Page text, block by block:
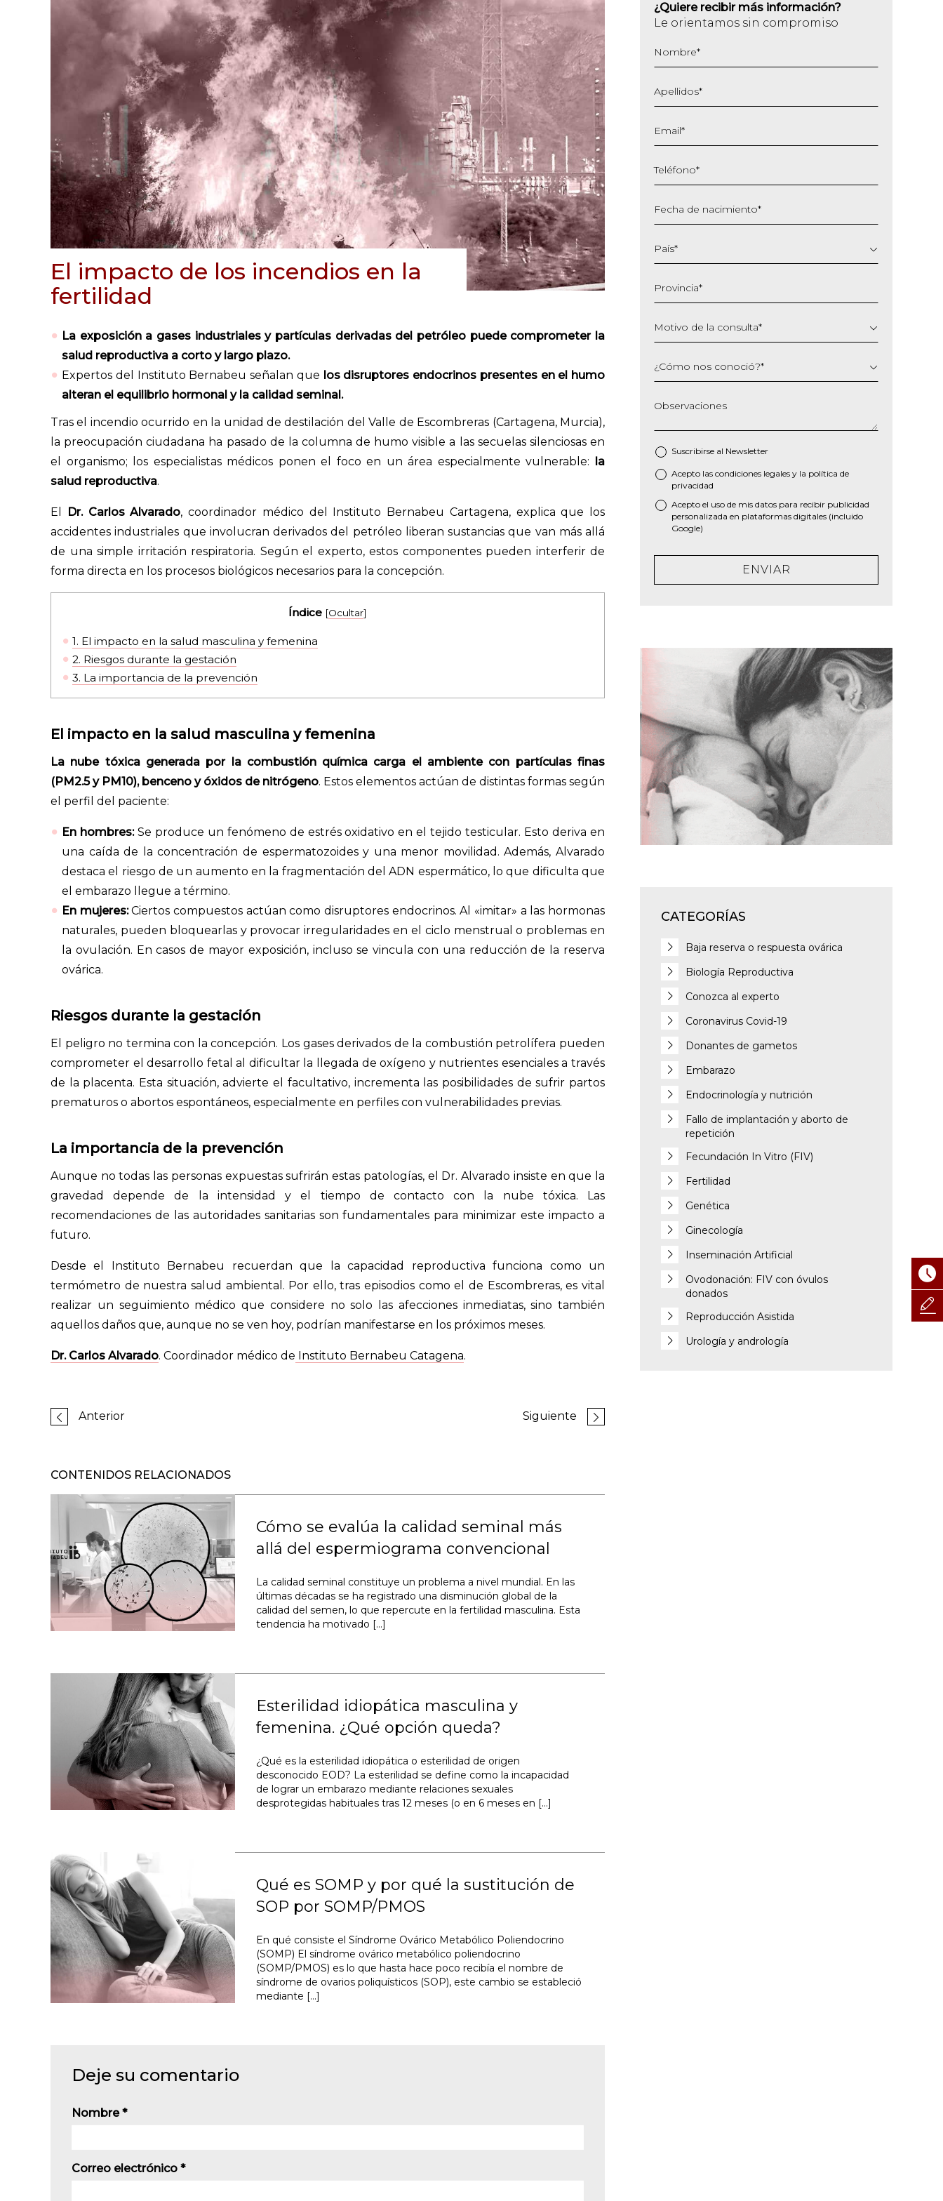
El impacto de los incendios en la
fertilidad
La exposición a gases industriales y partículas derivadas del petróleo puede comprometer la
salud reproductiva a corto y largo plazo.
Expertos del Instituto Bernabeu señalan que los disruptores endocrinos presentes en el humo
alteran el equilibrio hormonal y la calidad seminal.
Tras el incendio ocurrido en la unidad de destilación del Valle de Escombreras (Cartagena, Murcia),
la preocupación ciudadana ha pasado de la columna de humo visible a las secuelas silenciosas en
el organismo; los especialistas médicos ponen el foco en un área especialmente vulnerable: la
salud reproductiva.
El Dr. Carlos Alvarado, coordinador médico del Instituto Bernabeu Cartagena, explica que los
accidentes industriales que involucran derivados del petróleo liberan sustancias que van más allá
de una simple irritación respiratoria. Según el experto, estos componentes pueden interferir de
forma directa en los procesos biológicos necesarios para la concepción.
Índice [Ocultar]
1. El impacto en la salud masculina y femenina
2. Riesgos durante la gestación
3. La importancia de la prevención
El impacto en la salud masculina y femenina
La nube tóxica generada por la combustión química carga el ambiente con partículas finas
(PM2.5 y PM10), benceno y óxidos de nitrógeno. Estos elementos actúan de distintas formas según
el perfil del paciente:
En hombres:Se produce un fenómeno de estrés oxidativo en el tejido testicular. Esto deriva en
una caída de la concentración de espermatozoides y una menor movilidad. Además, Alvarado
destaca el riesgo de un aumento en la fragmentación del ADN espermático, lo que dificulta que
el embarazo llegue a término.
En mujeres:Ciertos compuestos actúan como disruptores endocrinos. Al «imitar» a las hormonas
naturales, pueden bloquearlas y provocar irregularidades en el ciclo menstrual o problemas en
la ovulación. En casos de mayor exposición, incluso se vincula con una reducción de la reserva
ovárica.
Riesgos durante la gestación
El peligro no termina con la concepción. Los gases derivados de la combustión petrolífera pueden
comprometer el desarrollo fetal al dificultar la llegada de oxígeno y nutrientes esenciales a través
de la placenta. Esta situación, advierte el facultativo, incrementa las posibilidades de sufrir partos
prematuros o abortos espontáneos, especialmente en perfiles con vulnerabilidades previas.
La importancia de la prevención
Aunque no todas las personas expuestas sufrirán estas patologías, el Dr. Alvarado insiste en que la
gravedad depende de la intensidad y el tiempo de contacto con la nube tóxica. Las
recomendaciones de las autoridades sanitarias son fundamentales para minimizar este impacto a
futuro.
Desde el Instituto Bernabeu recuerdan que la capacidad reproductiva funciona como un
termómetro de nuestra salud ambiental. Por ello, tras episodios como el de Escombreras, es vital
realizar un seguimiento médico que considere no solo las afecciones inmediatas, sino también
aquellos daños que, aunque no se ven hoy, podrían manifestarse en los próximos meses.
Dr. Carlos Alvarado. Coordinador médico de Instituto Bernabeu Catagena.
Anterior Siguiente
CONTENIDOS RELACIONADOS
Cómo se evalúa la calidad seminal más
allá del espermiograma convencional
La calidad seminal constituye un problema a nivel mundial. En las
últimas décadas se ha registrado una disminución global de la
calidad del semen, lo que repercute en la fertilidad masculina. Esta
tendencia ha motivado […]
Esterilidad idiopática masculina y
femenina. ¿Qué opción queda?
¿Qué es la esterilidad idiopática o esterilidad de origen
desconocido EOD? La esterilidad se define como la incapacidad
de lograr un embarazo mediante relaciones sexuales
desprotegidas habituales tras 12 meses (o en 6 meses en […]
Qué es SOMP y por qué la sustitución de
SOP por SOMP/PMOS
En qué consiste el Síndrome Ovárico Metabólico Poliendocrino
(SOMP) El síndrome ovárico metabólico poliendocrino
(SOMP/PMOS) es lo que hasta hace poco recibía el nombre de
síndrome de ovarios poliquísticos (SOP), este cambio se estableció
mediante […]
Deje su comentario
Nombre*
Correo electrónico *
¿Quiere recibir más información?
Le orientamos sin compromiso
Nombre*
Apellidos*
Email*
Teléfono*
Fecha de nacimiento*
barra
MM
AAAA
País*
Provincia*
Motivo de la consulta*
¿Cómo nos conoció?*
Observaciones
Suscribirse al Newsletter
* Acepto las condiciones legales y la política de
privacidad
Acepto el uso de mis datos para recibir publicidad
personalizada en plataformas digitales (incluido
Google)
ENVIAR
CATEGORÍAS
Baja reserva o respuesta ovárica
Biología Reproductiva
Conozca al experto
Coronavirus Covid-19
Donantes de gametos
Embarazo
Endocrinología y nutrición
Fallo de implantación y aborto de
repetición
Fecundación In Vitro (FIV)
Fertilidad
Genética
Ginecología
Inseminación Artificial
Ovodonación: FIV con óvulos
donados
Reproducción Asistida
Urología y andrología